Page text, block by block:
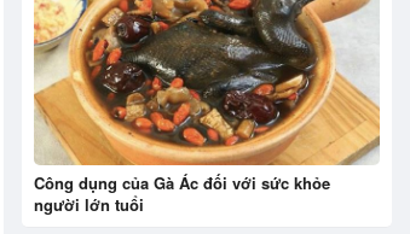
Công dụng của Gà Ác đối với sức khỏe
người lớn tuổi